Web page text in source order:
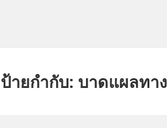
ป้ายกำกับ: บาดแผลทา